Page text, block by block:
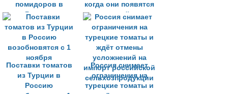
помидоров в
Россию
когда они появятся
на российских
прилавках?
Поставки томатов
из Турции в
Россию
Россия снимает
ограничения на
турецкие томаты и